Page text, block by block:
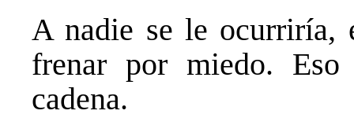
A nadie se le ocurriría,
frenar por miedo. Eso
cadena.